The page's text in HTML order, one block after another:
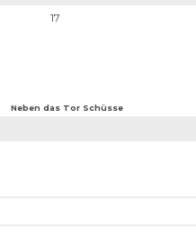
17
Neben das Tor Schüsse